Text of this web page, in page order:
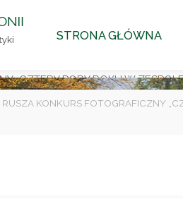
Ośrodek
i
Rekreacji
w Brniu
treści
STRONA GŁÓWNA
RUSZA KONKURS FOTOGRAFICZNY